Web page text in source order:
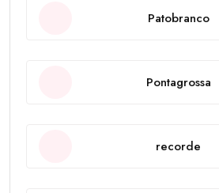
Patobranco
Pontagrossa
recorde